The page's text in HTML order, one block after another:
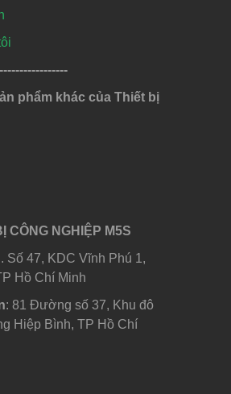
phẩm khác của Thiết bị
CÔNG NGHIỆP M5S
Số 47, KDC Vĩnh Phú 1,
Hồ Chí Minh
: 81 Đường số 37, Khu đô
Hiệp Bình, TP Hồ Chí